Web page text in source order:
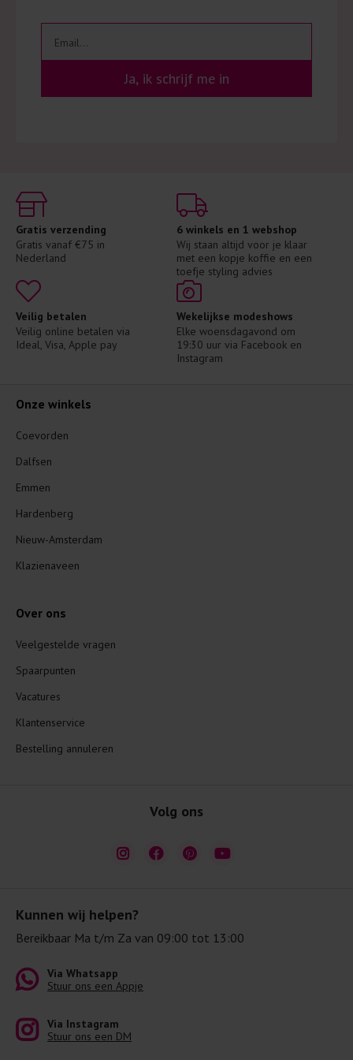
Ja, ik schrijf me in
Gratis verzending
Gratis vanaf €75 in
Nederland
6 winkels en 1 webshop
Wij staan altijd voor je klaar
met een kopje koffie en een
toefje styling advies
Veilig betalen
Veilig online betalen via
Ideal, Visa, Apple pay
Wekelijkse modeshows
Elke woensdagavond om
19:30 uur via Facebook en
Instagram
Kunnen wij helpen?
Bereikbaar Ma t/m Za van 09:00 tot 13:00
Via Whatsapp
Stuur ons een Appje
Via Instagram
Stuur ons een DM
Onze winkels
Coevorden
Dalfsen
Emmen
Hardenberg
Nieuw-Amsterdam
Klazienaveen
Over ons
Veelgestelde vragen
Spaarpunten
Vacatures
Klantenservice
Bestelling annuleren
Volg ons